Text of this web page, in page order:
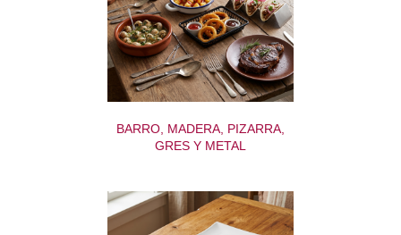
BARRO, MADERA, PIZARRA,
GRES Y METAL